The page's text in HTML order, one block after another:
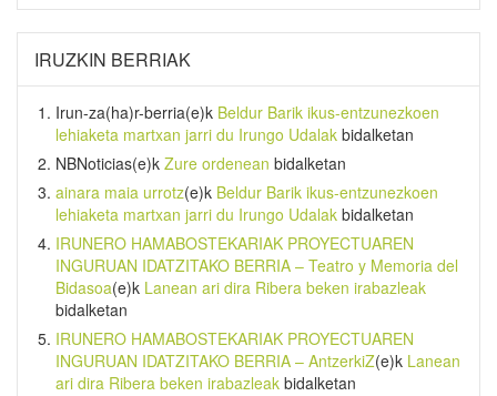
IRUZKIN BERRIAK
Irun-za(ha)r-berria(e)k Beldur Barik ikus-entzunezkoen
lehiaketa martxan jarri du Irungo Udalak bidalketan
NBNoticias(e)k Zure ordenean bidalketan
ainara maia urrotz(e)k Beldur Barik ikus-entzunezkoen
lehiaketa martxan jarri du Irungo Udalak bidalketan
IRUNERO HAMABOSTEKARIAK PROYECTUAREN
INGURUAN IDATZITAKO BERRIA – Teatro y Memoria del
Bidasoa(e)k Lanean ari dira Ribera beken irabazleak
bidalketan
IRUNERO HAMABOSTEKARIAK PROYECTUAREN
INGURUAN IDATZITAKO BERRIA – AntzerkiZ(e)k Lanean
ari dira Ribera beken irabazleak bidalketan